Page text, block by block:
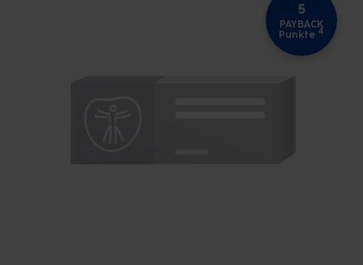
5
PAYBACK
Punkte 4